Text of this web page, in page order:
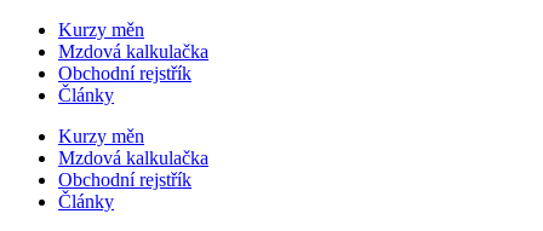
Kurzy měn
Mzdová kalkulačka
Obchodní rejstřík
Články
Kurzy měn
Mzdová kalkulačka
Obchodní rejstřík
Články